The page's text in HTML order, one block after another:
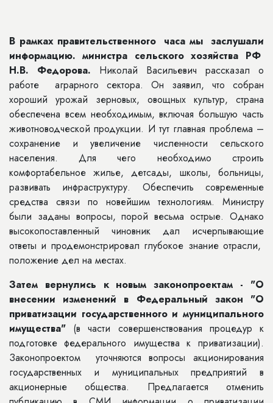
В рамках правительственного часа мы заслушали
информацию. министра сельского хозяйства РФ
Н.В. Федорова. Николай Васильевич рассказал о
работе аграрного сектора. Он заявил, что собран
хороший урожай зерновых, овощных культур, страна
обеспечена всем необходимым, включая большую часть
животноводческой продукции. И тут главная проблема –
сохранение и увеличение численности сельского
населения. Для чего необходимо строить
комфортабельное жилье, детсады, школы, больницы,
развивать инфраструктуру. Обеспечить современные
средства связи по новейшим технологиям. Министру
были заданы вопросы, порой весьма острые. Однако
высокопоставленный чиновник дал исчерпывающие
ответы и продемонстрировал глубокое знание отрасли,
положение дел на местах.
Затем вернулись к новым законопроектам - "О
внесении изменений в Федеральный закон "О
приватизации государственного и муниципального
имущества" (в части совершенствования процедур к
подготовке федерального имущества к приватизации).
Законопроектом уточняются вопросы акционирования
государственных и муниципальных предприятий в
акционерные общества. Предлагается отменить